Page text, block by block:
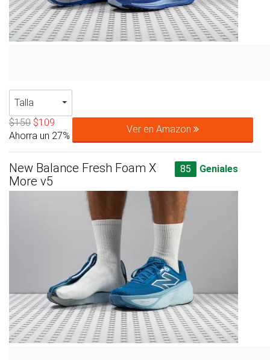
Talla
$150 $109
Ahorra un 27%
Ver en Amazon
New Balance Fresh Foam X
More v5
85 Geniales